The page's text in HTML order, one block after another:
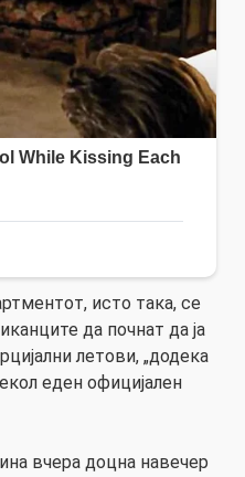
исто така, се
да почнат да ја
летови, „додека
еден официјален
вчера доцна навечер